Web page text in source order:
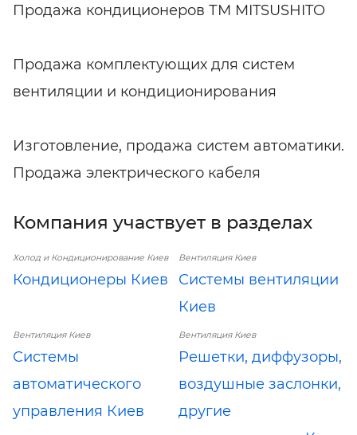
Продажа кондиционеров ТМ MITSUSHITO
Продажа комплектующих для систем
вентиляции и кондиционирования
Изготовление, продажа систем автоматики.
Продажа электрического кабеля
Компания участвует в разделах
Холод и Кондиционирование Киев
Кондиционеры Киев
Вентиляция Киев
Системы вентиляции
Киев
Вентиляция Киев
Системы
автоматического
управления Киев
Вентиляция Киев
Решетки, диффузоры,
воздушные заслонки,
другие